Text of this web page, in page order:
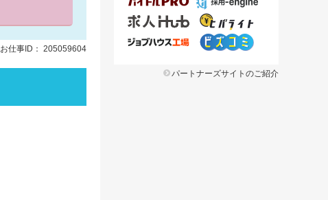
お仕事ID： 205059604
パートナーズサイトのご紹介